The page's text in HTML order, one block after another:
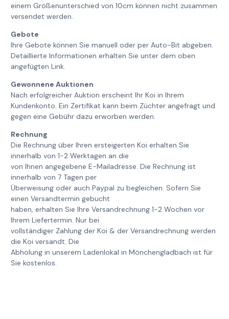
einem Größenunterschied von 10cm können nicht zusammen
versendet werden.
Gebote
Ihre Gebote können Sie manuell oder per Auto-Bit abgeben.
Detaillierte Informationen erhalten Sie unter dem oben
angefügten Link.
Gewonnene Auktionen
Nach erfolgreicher Auktion erscheint Ihr Koi in Ihrem
Kundenkonto. Ein Zertifikat kann beim Züchter angefragt und
gegen eine Gebühr dazu erworben werden.
Rechnung
Die Rechnung über Ihren ersteigerten Koi erhalten Sie
innerhalb von 1-2 Werktagen an die
von Ihnen angegebene E-Mailadresse. Die Rechnung ist
innerhalb von 7 Tagen per
Überweisung oder auch Paypal zu begleichen. Sofern Sie
einen Versandtermin gebucht
haben, erhalten Sie Ihre Versandrechnung 1-2 Wochen vor
Ihrem Liefertermin. Nur bei
vollständiger Zahlung der Koi & der Versandrechnung werden
die Koi versandt. Die
Abholung in unserem Ladenlokal in Mönchengladbach ist für
Sie kostenlos.